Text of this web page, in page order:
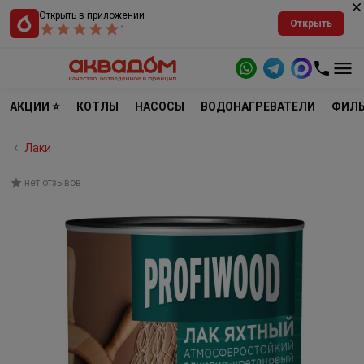
Открыть в приложении
1
Открыть
АКЦИИ ⭐ КОТЛЫ НАСОСЫ ВОДОНАГРЕВАТЕЛИ
Лаки
нет отзывов